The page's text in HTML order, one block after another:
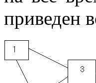
приведен